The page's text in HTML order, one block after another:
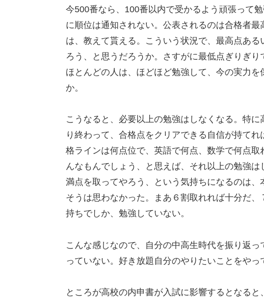
今500番なら、100番以内で受かるよう頑張って
に順位は通知されない。公表されるのは合格者
は、教えて貰える。こういう状況で、最高点あ
ろう、と思うだろうか。さすがに最低点ぎりぎり
ほとんどの人は、ほどほど勉強して、今の実力
か。
こうなると、必要以上の勉強はしなくなる。特
り終わって、合格点をクリアできる自信が持て
格ラインは何点位で、英語で何点、数学で何点
んなもんでしょう、と思えば、それ以上の勉強
満点を取ってやろう、という気持ちになるのは
そうは思わなかった。まあ６割取れれば十分だ
持ちでしか、勉強していない。
こんな感じなので、自分の中高生時代を振り返
っていない。好き放題自分のやりたいことをやっ
ところが高校の内申書が入試に影響するとなると